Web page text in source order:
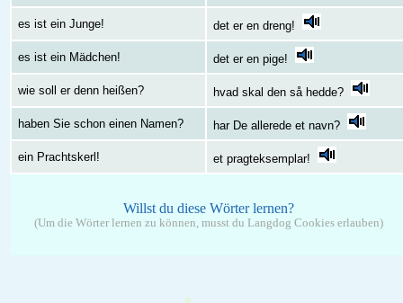
es ist ein Junge! det er en dreng!
es ist ein Mädchen! det er en pige!
wie soll er denn heißen? hvad skal den så hedde?
haben Sie schon einen Namen? har De allerede et navn?
ein Prachtskerl! et pragteksemplar!
Willst du diese Wörter lernen?
(Um die Wörter lernen zu können, musst du Langdog Cookies erlauben)